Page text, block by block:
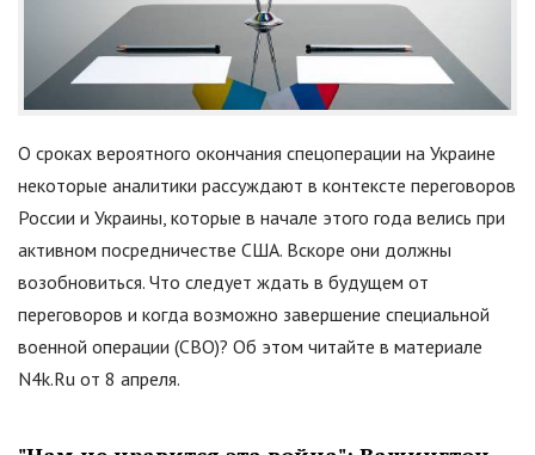
О сроках вероятного окончания спецоперации на Украине
некоторые аналитики рассуждают в контексте переговоров
России и Украины, которые в начале этого года велись при
активном посредничестве США. Вскоре они должны
возобновиться. Что следует ждать в будущем от
переговоров и когда возможно завершение специальной
военной операции (СВО)? Об этом читайте в материале
N4k.Ru от 8 апреля.